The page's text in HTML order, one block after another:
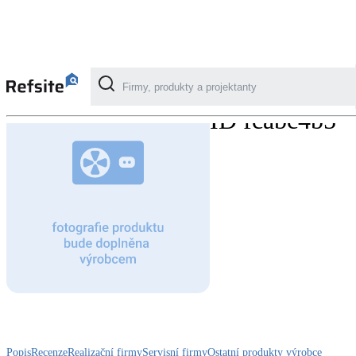
Fotovoltaika
Dotační, energetické služby
Model
ID fcabc4b5
PopisRecenzeRealizační firmyServisní firmyOstatní produkty výrobce